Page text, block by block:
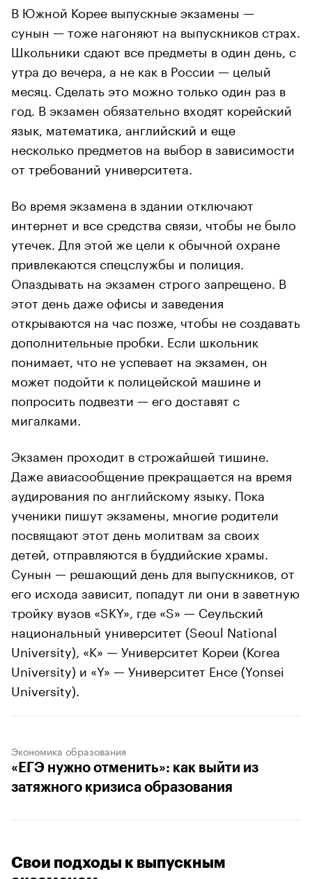
В Южной Корее выпускные экзамены —
сунын — тоже нагоняют на выпускников страх.
Школьники сдают все предметы в один день, с
утра до вечера, а не как в России — целый
месяц. Сделать это можно только один раз в
год. В экзамен обязательно входят корейский
язык, математика, английский и еще
несколько предметов на выбор в зависимости
от требований университета.
Во время экзамена в здании отключают
интернет и все средства связи, чтобы не было
утечек. Для этой же цели к обычной охране
привлекаются спецслужбы и полиция.
Опаздывать на экзамен строго запрещено. В
этот день даже офисы и заведения
открываются на час позже, чтобы не создавать
дополнительные пробки. Если школьник
понимает, что не успевает на экзамен, он
может подойти к полицейской машине и
попросить подвезти — его доставят с
мигалками.
Экзамен проходит в строжайшей тишине.
Даже авиасообщение прекращается на время
аудирования по английскому языку. Пока
ученики пишут экзамены, многие родители
посвящают этот день молитвам за своих
детей, отправляются в буддийские храмы.
Сунын — решающий день для выпускников, от
его исхода зависит, попадут ли они в заветную
тройку вузов «SKY», где «S» — Сеульский
национальный университет (Seoul National
University), «K» — Университет Кореи (Korea
University) и «Y» — Университет Енсе (Yonsei
University).
Экономика образования
«ЕГЭ нужно отменить»: как выйти из
затяжного кризиса образования
Свои подходы к выпускным